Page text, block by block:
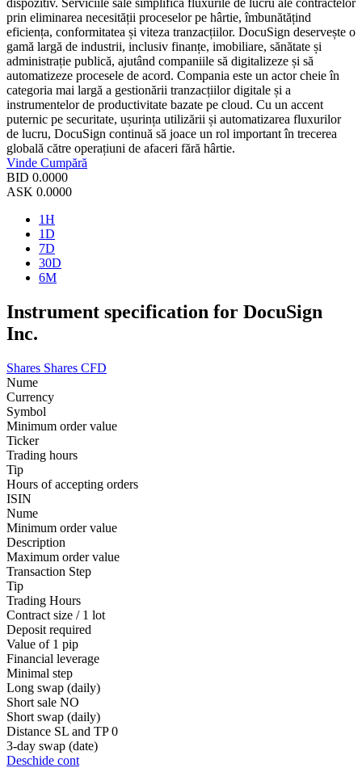
dispozitiv. Serviciile sale simplifică fluxurile de lucru ale contractelor
prin eliminarea necesității proceselor pe hârtie, îmbunătățind
eficiența, conformitatea și viteza tranzacțiilor. DocuSign deservește o
gamă largă de industrii, inclusiv finanțe, imobiliare, sănătate și
administrație publică, ajutând companiile să digitalizeze și să
automatizeze procesele de acord. Compania este un actor cheie în
categoria mai largă a gestionării tranzacțiilor digitale și a
instrumentelor de productivitate bazate pe cloud. Cu un accent
puternic pe securitate, ușurința utilizării și automatizarea fluxurilor
de lucru, DocuSign continuă să joace un rol important în trecerea
globală către operațiuni de afaceri fără hârtie.
Vinde Cumpără
BID 0.0000
ASK 0.0000
1H
1D
7D
30D
6M
Instrument specification for DocuSign
Inc.
Shares Shares CFD
Nume
Currency
Symbol
Minimum order value
Ticker
Trading hours
Tip
Hours of accepting orders
ISIN
Nume
Minimum order value
Description
Maximum order value
Transaction Step
Tip
Trading Hours
Contract size / 1 lot
Deposit required
Value of 1 pip
Financial leverage
Minimal step
Long swap (daily)
Short sale NO
Short swap (daily)
Distance SL and TP 0
3-day swap (date)
Deschide cont